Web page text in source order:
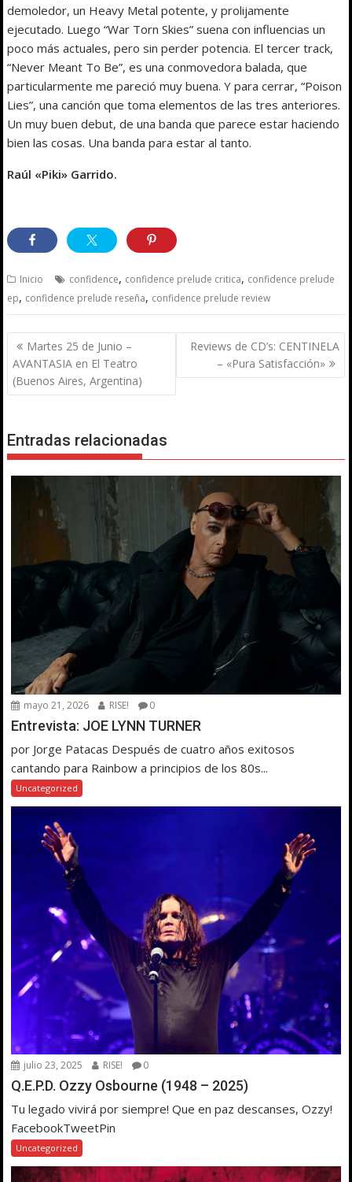
demoledor, un Heavy Metal potente, y prolijamente
ejecutado. Luego “War Torn Skies” suena con influencias un
poco más actuales, pero sin perder potencia. El tercer track,
“Never Meant To Be”, es una conmovedora balada, que
particularmente me pareció muy buena. Y para cerrar, “Poison
Lies”, una canción que toma elementos de las tres anteriores.
Un muy buen debut, de una banda que parece estar haciendo
bien las cosas. Una banda para estar al tanto.
Raúl «Piki» Garrido.
Inicio confidence, confidence prelude critica, confidence prelude
ep, confidence prelude reseña, confidence prelude review
Navegación
de
entradas
Martes 25 de Junio –
AVANTASIA en El Teatro
(Buenos Aires, Argentina)
Reviews de CD’s: CENTINELA
– «Pura Satisfacción»
Entradas relacionadas
mayo 21, 2026 RISE! 0
Entrevista: JOE LYNN TURNER
por Jorge Patacas Después de cuatro años exitosos
cantando para Rainbow a principios de los 80s...
Uncategorized
julio 23, 2025 RISE! 0
Q.E.P.D. Ozzy Osbourne (1948 – 2025)
Tu legado vivirá por siempre! Que en paz descanses, Ozzy!
FacebookTweetPin
Uncategorized